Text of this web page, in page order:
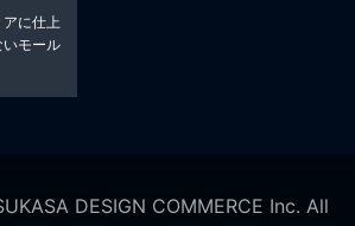
に仕上
モール
DESIGN COMMERCE Inc. All